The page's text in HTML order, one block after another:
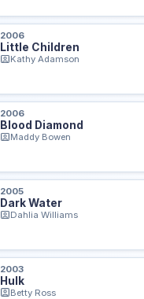
2006
Little Children
Kathy Adamson
2006
Blood Diamond
Maddy Bowen
2005
Dark Water
Dahlia Williams
2003
Hulk
Betty Ross